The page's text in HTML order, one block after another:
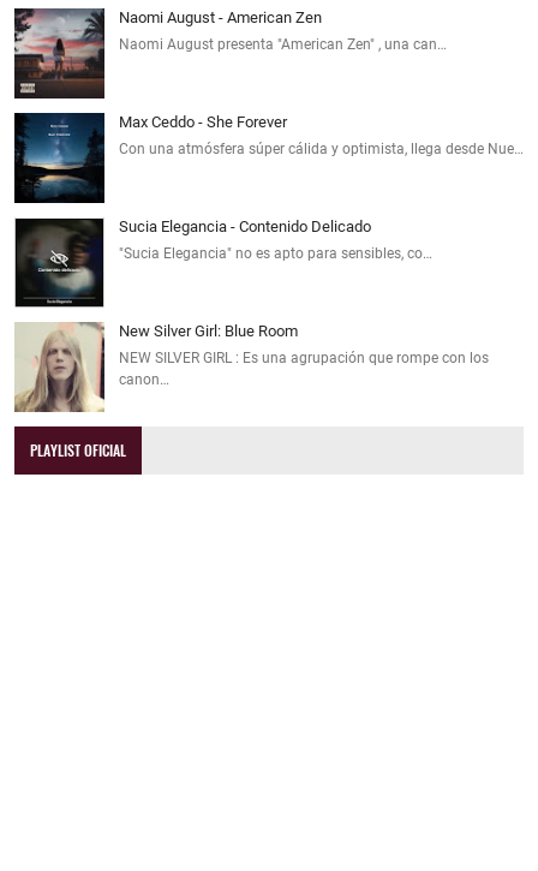
Naomi August - American Zen
Naomi August presenta "American Zen" , una can…
Max Ceddo - She Forever
Con una atmósfera súper cálida y optimista, llega desde Nue…
Sucia Elegancia - Contenido Delicado
"Sucia Elegancia" no es apto para sensibles, co…
New Silver Girl: Blue Room
NEW SILVER GIRL : Es una agrupación que rompe con los
canon…
PLAYLIST OFICIAL